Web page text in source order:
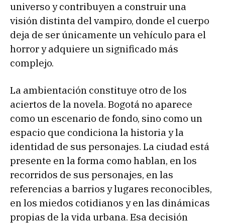
universo y contribuyen a construir una
visión distinta del vampiro, donde el cuerpo
deja de ser únicamente un vehículo para el
horror y adquiere un significado más
complejo.
La ambientación constituye otro de los
aciertos de la novela. Bogotá no aparece
como un escenario de fondo, sino como un
espacio que condiciona la historia y la
identidad de sus personajes. La ciudad está
presente en la forma como hablan, en los
recorridos de sus personajes, en las
referencias a barrios y lugares reconocibles,
en los miedos cotidianos y en las dinámicas
propias de la vida urbana. Esa decisión